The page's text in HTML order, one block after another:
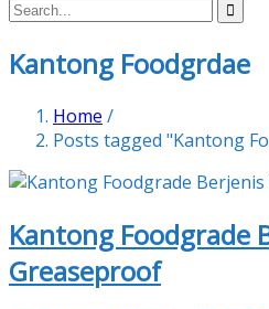
Kantong Foodgrdae
Home /
Posts tagged "Kantong
Kantong Foodgrade
Greaseproof